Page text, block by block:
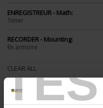
ENREGISTREUR - Math:
Timer
RECORDER - Mounting:
En armoire
CLEAR ALL
Shop By